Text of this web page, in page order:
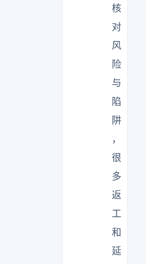
核
对
风
险
与
陷
阱
，
很
多
返
工
和
延